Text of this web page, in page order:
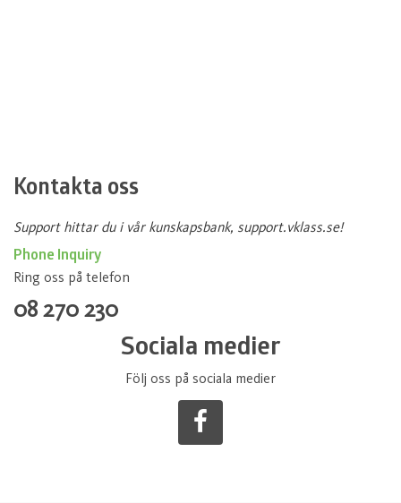
Kontakta oss
Support hittar du i vår kunskapsbank, support.vklass.se!
Phone Inquiry
Ring oss på telefon
08 270 230
Sociala medier
Följ oss på sociala medier